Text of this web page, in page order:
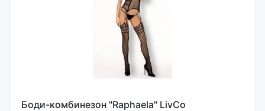
Боди-комбинезон "Raphaela" LivCo